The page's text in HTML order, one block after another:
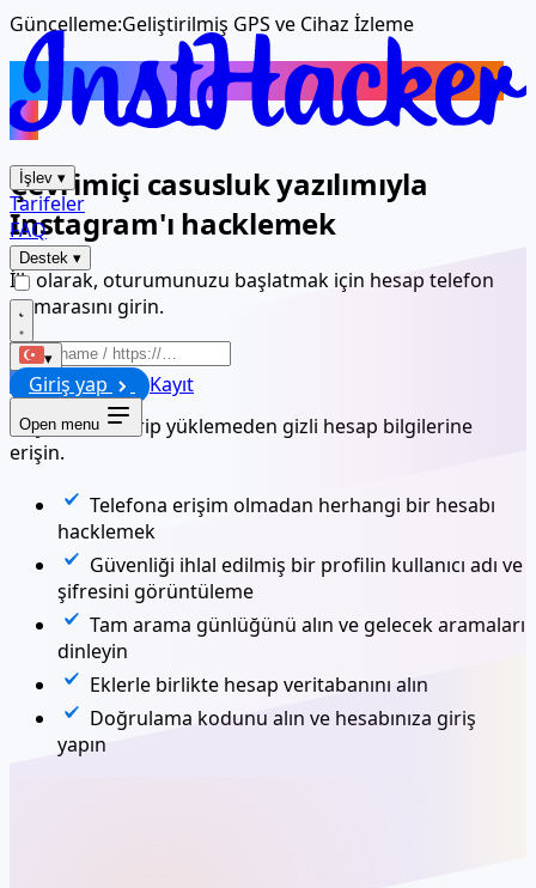
İşlev ▾
Tarifeler
FAQ
Destek ▾
▾
Giriş yap Kayıt
Open menu
Güncelleme:Geliştirilmiş GPS ve Cihaz İzleme
Başka bir Instagram hesabını takip
et
Çevrimiçi casusluk yazılımıyla
Instagram'ı hacklemek
İlk olarak, oturumunuzu başlatmak için hesap telefon
numarasını girin.
Başlat
Ek yazılım indirip yüklemeden gizli hesap bilgilerine
erişin.
Telefona erişim olmadan herhangi bir hesabı
hacklemek
Güvenliği ihlal edilmiş bir profilin kullanıcı adı ve
şifresini görüntüleme
Tam arama günlüğünü alın ve gelecek aramaları
dinleyin
Eklerle birlikte hesap veritabanını alın
Doğrulama kodunu alın ve hesabınıza giriş
yapın